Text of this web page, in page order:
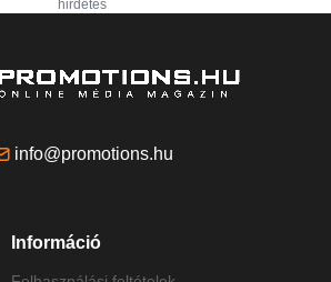
hirdetés
info@promotions.hu
Információ